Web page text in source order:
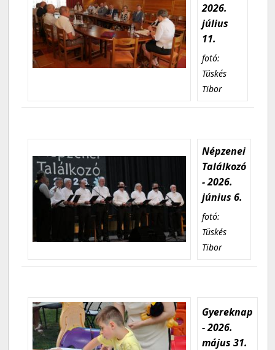
2026.
július
11.
fotó:
Tüskés
Tibor
Népzenei
Találkozó
- 2026.
június 6.
fotó:
Tüskés
Tibor
Gyereknap
- 2026.
május 31.